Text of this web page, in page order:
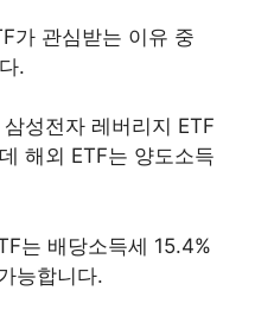
가 관심받는 이유 중
.
성전자 레버리지 ETF
해외 ETF는 양도소득
는 배당소득세 15.4%
능합니다.